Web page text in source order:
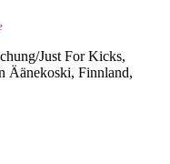
Just For Kicks,
Äänekoski, Finnland,